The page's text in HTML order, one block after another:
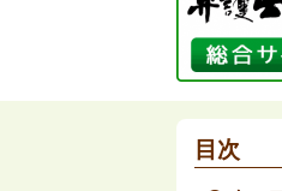
目次